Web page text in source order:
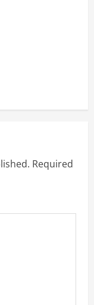
Required